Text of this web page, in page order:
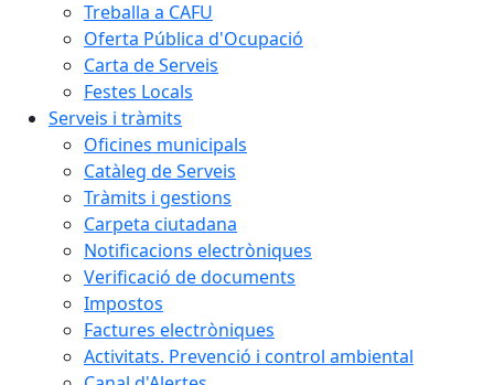
Treballa a CAFU
Oferta Pública d'Ocupació
Carta de Serveis
Festes Locals
Serveis i tràmits
Oficines municipals
Catàleg de Serveis
Tràmits i gestions
Carpeta ciutadana
Notificacions electròniques
Verificació de documents
Impostos
Factures electròniques
Activitats. Prevenció i control ambiental